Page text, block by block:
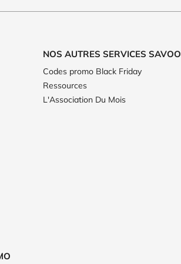
NOS AUTRES SERVICES SAVOO
Codes promo Black Friday
Ressources
L'Association Du Mois